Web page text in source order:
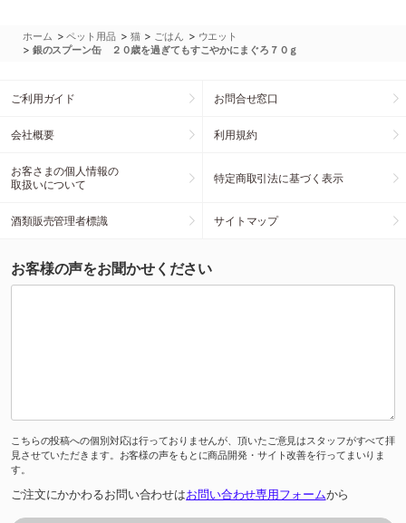
ホーム >ペット用品 > 猫 > ごはん > ウエット
> 銀のスプーン缶 ２０歳を過ぎてもすこやかにまぐろ７０ｇ
ご利用ガイド お問合せ窓口
会社概要 利用規約
お客さまの個人情報の
取扱いについて
特定商取引法に基づく表示
酒類販売管理者標識 サイトマップ
お客様の声をお聞かせください
こちらの投稿への個別対応は行っておりませんが、頂いたご意見はスタッフがすべて拝
見させていただきます。お客様の声をもとに商品開発・サイト改善を行ってまいりま
す。
ご注文にかかわるお問い合わせはお問い合わせ専用フォームから